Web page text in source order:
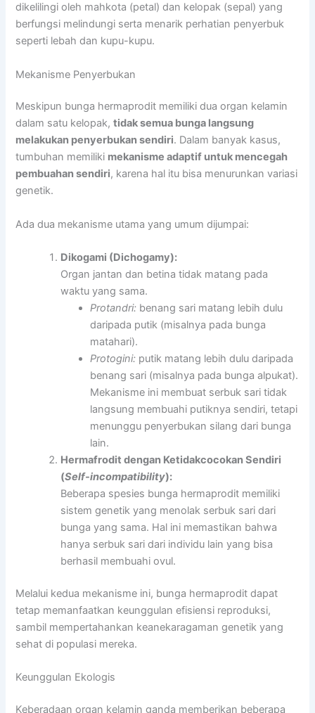
dikelilingi oleh mahkota (petal) dan kelopak (sepal) yang
berfungsi melindungi serta menarik perhatian penyerbuk
seperti lebah dan kupu-kupu.
Mekanisme Penyerbukan
Meskipun bunga hermaprodit memiliki dua organ kelamin
dalam satu kelopak,tidak semua bunga langsung
melakukan penyerbukan sendiri. Dalam banyak kasus,
tumbuhan memiliki mekanisme adaptif untuk mencegah
pembuahan sendiri, karena hal itu bisa menurunkan variasi
genetik.
Ada dua mekanisme utama yang umum dijumpai:
Dikogami (Dichogamy):
Organ jantan dan betina tidak matang pada
waktu yang sama.
Protandri: benang sari matang lebih dulu
daripada putik (misalnya pada bunga
matahari).
Protogini: putik matang lebih dulu daripada
benang sari (misalnya pada bunga alpukat).
Mekanisme ini membuat serbuk sari tidak
langsung membuahi putiknya sendiri, tetapi
menunggu penyerbukan silang dari bunga
lain.
Hermafrodit dengan Ketidakcocokan Sendiri
(Self-incompatibility):
Beberapa spesies bunga hermaprodit memiliki
sistem genetik yang menolak serbuk sari dari
bunga yang sama. Hal ini memastikan bahwa
hanya serbuk sari dari individu lain yang bisa
berhasil membuahi ovul.
Melalui kedua mekanisme ini, bunga hermaprodit dapat
tetap memanfaatkan keunggulan efisiensi reproduksi,
sambil mempertahankan keanekaragaman genetik yang
sehat di populasi mereka.
Keunggulan Ekologis
Keberadaan organ kelamin ganda memberikan beberapa